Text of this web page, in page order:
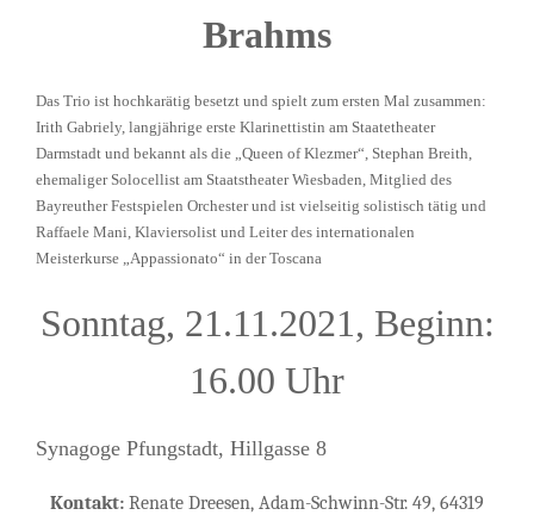
Brahms
Das Trio ist hochkarätig besetzt und spielt zum ersten Mal zusammen:
Irith Gabriely, langjährige erste Klarinettistin am Staatetheater
Darmstadt und bekannt als die „Queen of Klezmer“, Stephan Breith,
ehemaliger Solocellist am Staatstheater Wiesbaden, Mitglied des
Bayreuther Festspielen Orchester und ist vielseitig solistisch tätig und
Raffaele Mani, Klaviersolist und Leiter des internationalen
Meisterkurse „Appassionato“ in der Toscana
Sonntag, 21.11.2021, Beginn:
16.00 Uhr
Synagoge Pfungstadt, Hillgasse 8
Kontakt: Renate Dreesen, Adam-Schwinn-Str. 49, 64319